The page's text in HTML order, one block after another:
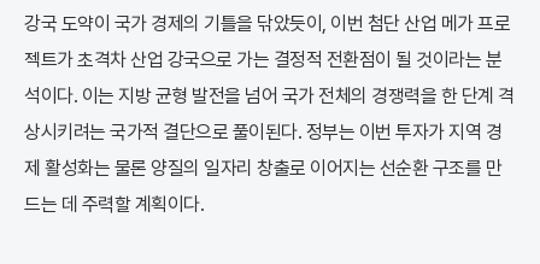
강국 도약이 국가 경제의 기틀을 닦았듯이, 이번 첨단 산업 메가 프로
젝트가 초격차 산업 강국으로 가는 결정적 전환점이 될 것이라는 분
석이다. 이는 지방 균형 발전을 넘어 국가 전체의 경쟁력을 한 단계 격
상시키려는 국가적 결단으로 풀이된다. 정부는 이번 투자가 지역 경
제 활성화는 물론 양질의 일자리 창출로 이어지는 선순환 구조를 만
드는 데 주력할 계획이다.